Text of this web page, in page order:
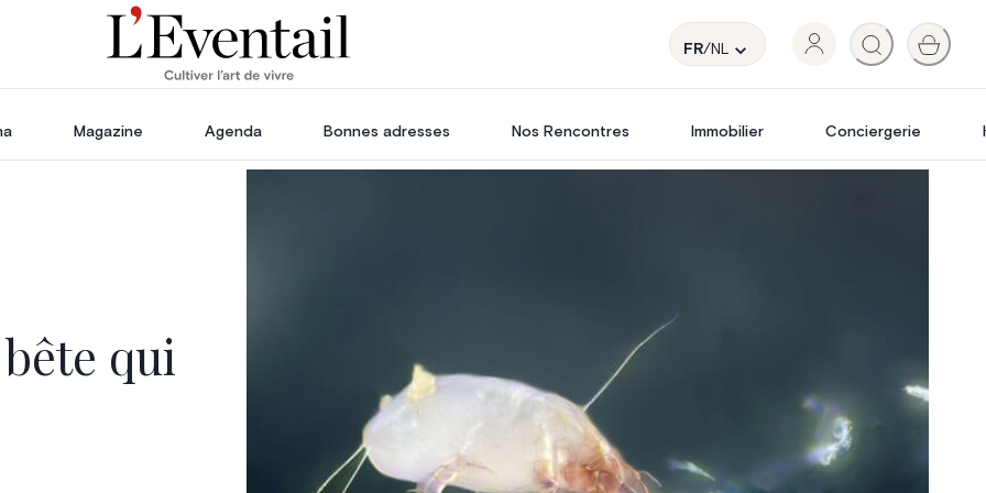
FR/NL
Magazine Agenda Bonnes adresses Nos Rencontres Immobilier Conciergerie
qui